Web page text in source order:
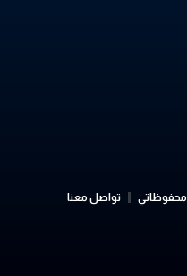
محفوظاتي
تواصل معنا